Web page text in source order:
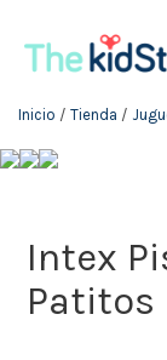
Inicio / Tienda /
Intex
Patitos